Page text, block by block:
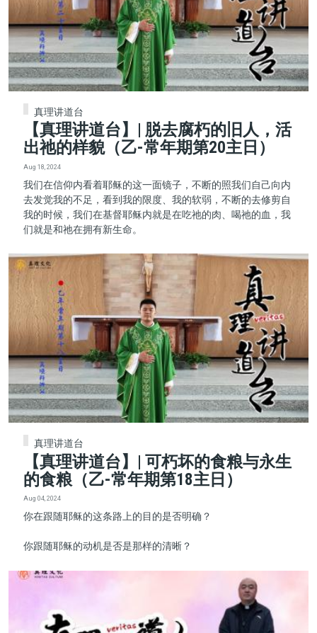
真理讲道台
【真理讲道台】| 脱去腐朽的旧人，活
出祂的样貌（乙-常年期第20主日）
Aug 18, 2024
我们在信仰内看着耶稣的这一面镜子，不断的照我们自己向内
去发觉我的不足，看到我的限度、我的软弱，不断的去修剪自
我的时候，我们在基督耶稣内就是在吃祂的肉、喝祂的血，我
们就是和祂在拥有新生命。
真理讲道台
【真理讲道台】| 可朽坏的食粮与永生
的食粮（乙-常年期第18主日）
Aug 04, 2024
你在跟随耶稣的这条路上的目的是否明确？
你跟随耶稣的动机是否是那样的清晰？